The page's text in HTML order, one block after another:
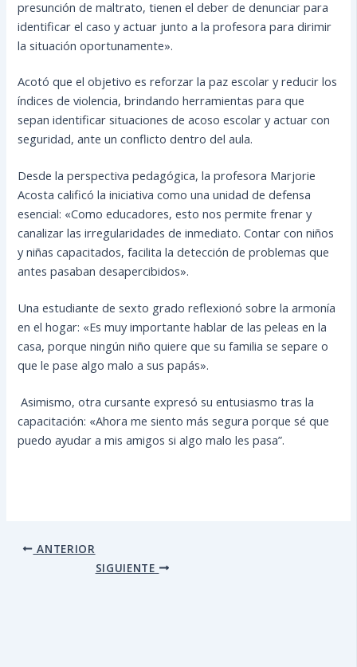
presunción de maltrato, tienen el deber de denunciar para
identificar el caso y actuar junto a la profesora para dirimir
la situación oportunamente».
Acotó que el objetivo es reforzar la paz escolar y reducir los
índices de violencia, brindando herramientas para que
sepan identificar situaciones de acoso escolar y actuar con
seguridad, ante un conflicto dentro del aula.
Desde la perspectiva pedagógica, la profesora Marjorie
Acosta calificó la iniciativa como una unidad de defensa
esencial: «Como educadores, esto nos permite frenar y
canalizar las irregularidades de inmediato. Contar con niños
y niñas capacitados, facilita la detección de problemas que
antes pasaban desapercibidos».
Una estudiante de sexto grado reflexionó sobre la armonía
en el hogar: «Es muy importante hablar de las peleas en la
casa, porque ningún niño quiere que su familia se separe o
que le pase algo malo a sus papás».
Asimismo, otra cursante expresó su entusiasmo tras la
capacitación: «Ahora me siento más segura porque sé que
puedo ayudar a mis amigos si algo malo les pasa”.
ANTERIOR
SIGUIENTE